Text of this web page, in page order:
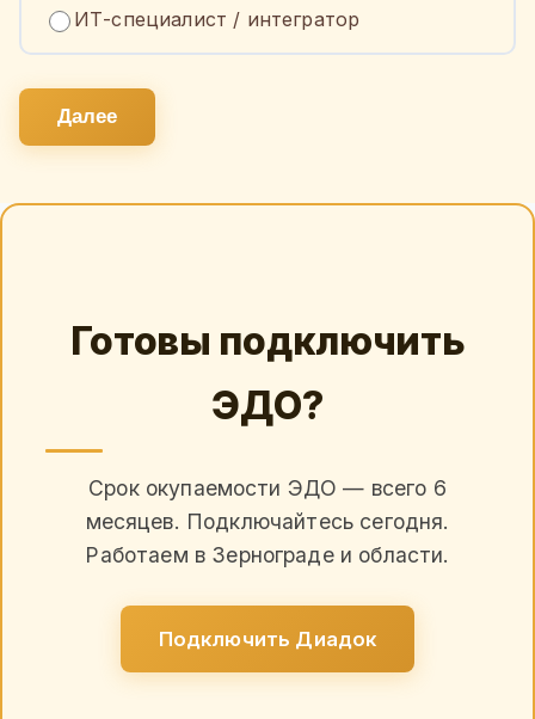
ИТ-специалист / интегратор
Далее
Готовы подключить
ЭДО?
Срок окупаемости ЭДО — всего 6
месяцев. Подключайтесь сегодня.
Работаем в Зернограде и области.
Подключить Диадок